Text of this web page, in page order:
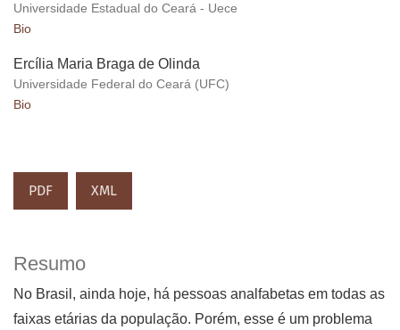
Universidade Estadual do Ceará - Uece
Bio
Ercília Maria Braga de Olinda
Universidade Federal do Ceará (UFC)
Bio
PDF XML
Resumo
No Brasil, ainda hoje, há pessoas analfabetas em todas as
faixas etárias da população. Porém, esse é um problema